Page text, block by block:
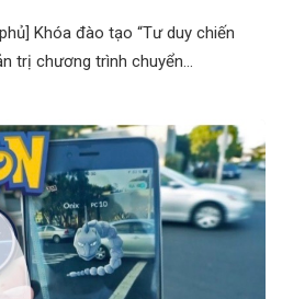
Khóa đào tạo “Tư duy chiến
trị chương trình chuyển…